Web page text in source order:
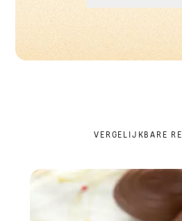
VERGELIJKBARE